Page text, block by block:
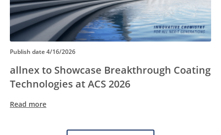
Publish date4/16/2026
allnex to Showcase Breakthrough Coating
Technologies at ACS 2026
Read more